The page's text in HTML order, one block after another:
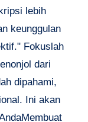
lebih
keunggulan
Fokuslah
dari
dipahami,
Ini akan